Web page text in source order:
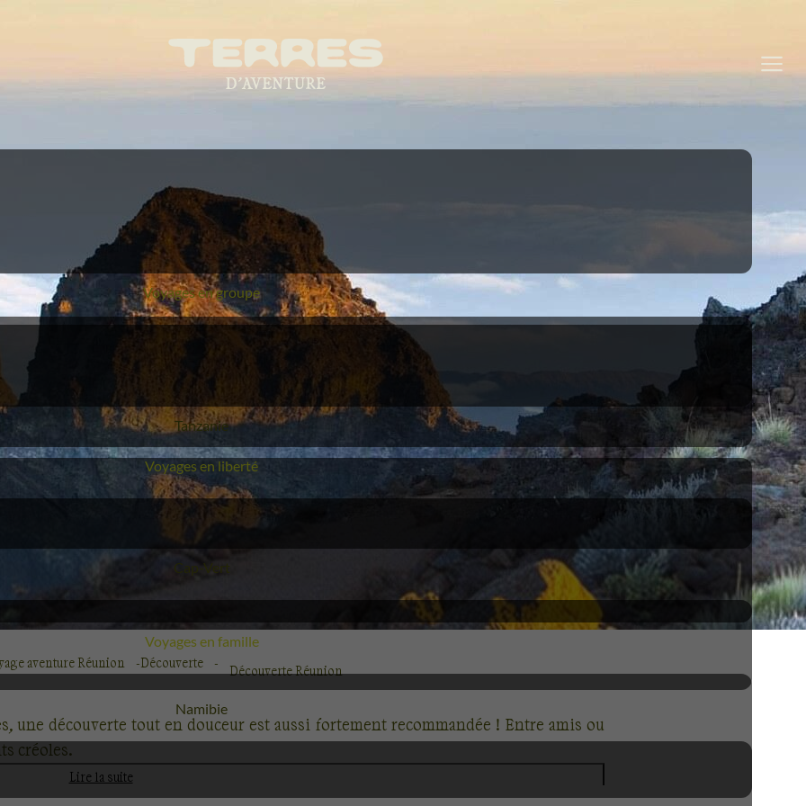
Voyage
Tanzanie
Voyage
Cap-Vert
Voyage
Namibie
Voyages en groupe
Voyages en liberté
Voyages en famille
aventure Réunion Découverte
Découverte Réunion
une découverte tout en douceur est aussi fortement recommandée ! Entre amis ou
créoles.
Lire la suite